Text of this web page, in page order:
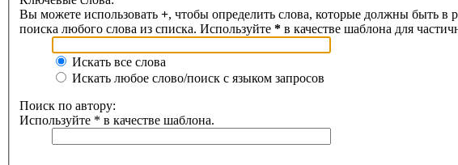
Вы можете использовать +, чтобы определить слова, которые должны быть в
поиска любого слова из списка. Используйте * в качестве шаблона для
Искать все слова
Искать любое слово/поиск с языком запросов
Поиск по автору:
Используйте * в качестве шаблона.